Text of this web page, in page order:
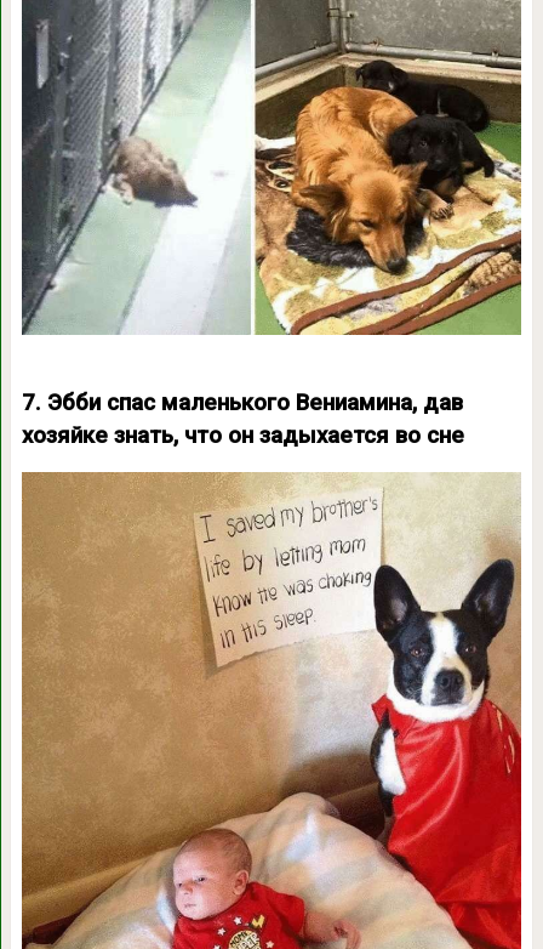
7. Эбби спас маленького Вениамина, дав
хозяйке знать, что он задыхается во сне